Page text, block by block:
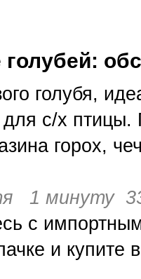
голубей:
голубя,
с/х птицы.
горох,
1 минуту
с
и